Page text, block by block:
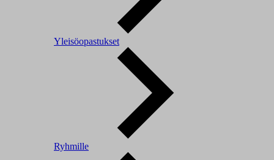
Yleisöopastukset
Ryhmille